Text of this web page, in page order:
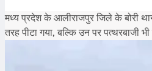
मध्य प्रदेश के आलीराजपुर जिले के बोरी
तरह पीटा गया, बल्कि उन पर पत्थरबाजी